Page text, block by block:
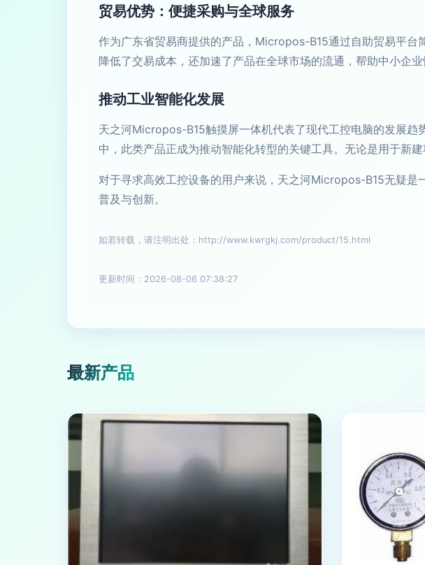
贸易优势：便捷采购与全球服务
作为广东省贸易商提供的产品，Micropos-B15通过自助贸易平台
降低了交易成本，还加速了产品在全球市场的流通，帮助中小企业
推动工业智能化发展
天之河Micropos-B15触摸屏一体机代表了现代工控电脑的发展
中，此类产品正成为推动智能化转型的关键工具。无论是用于新
对于寻求高效工控设备的用户来说，天之河Micropos-B15无疑
普及与创新。
如若转载，请注明出处：http://www.kwrgkj.com/product/15.html
更新时间：2026-08-06 07:38:27
最新产品